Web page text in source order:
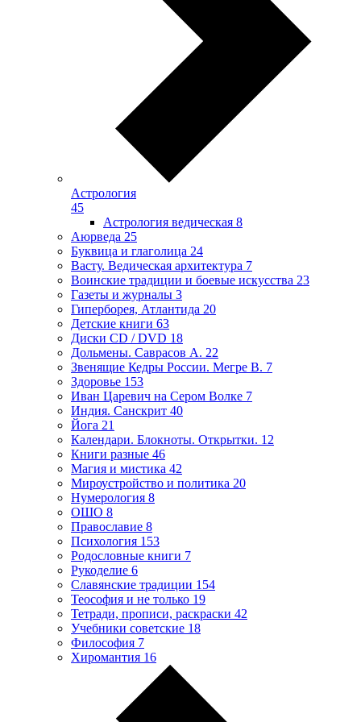
Астрология
45
Астрология ведическая 8
Аюрведа 25
Буквица и глаголица 24
Васту. Ведическая архитектура 7
Воинские традиции и боевые искусства 23
Газеты и журналы 3
Гиперборея, Атлантида 20
Детские книги 63
Диски CD / DVD 18
Дольмены. Саврасов А. 22
Звенящие Кедры России. Мегре В. 7
Здоровье 153
Иван Царевич на Сером Волке 7
Индия. Санскрит 40
Йога 21
Календари. Блокноты. Открытки. 12
Книги разные 46
Магия и мистика 42
Мироустройство и политика 20
Нумерология 8
ОШО 8
Православие 8
Психология 153
Родословные книги 7
Рукоделие 6
Славянские традиции 154
Теософия и не только 19
Тетради, прописи, раскраски 42
Учебники советские 18
Философия 7
Хиромантия 16